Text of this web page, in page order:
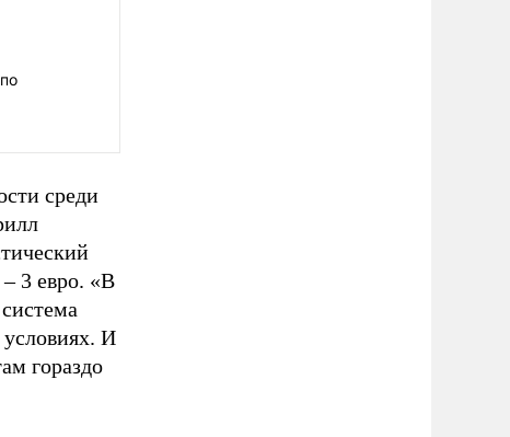
среди
– 3 евро. «В
И
гораздо